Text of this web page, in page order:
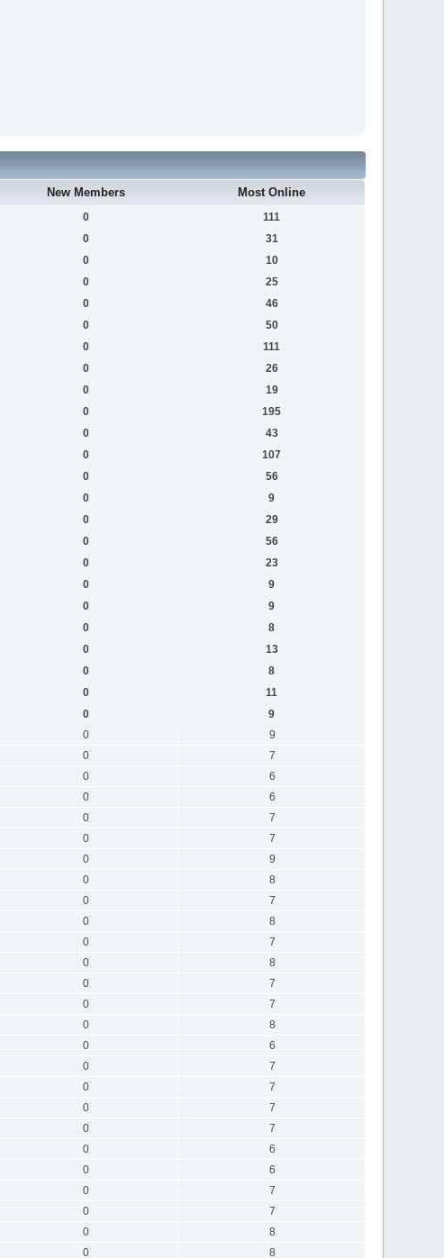
New Members Most Online
0
111
0
31
0
10
0
25
0
46
0
50
0
111
0
26
0
19
0
195
0
43
0
107
0
56
0
9
0
29
0
56
0
23
0
9
0
9
0
8
0
13
0
8
0
11
0
9
0
9
0
7
0
6
0
6
0
7
0
7
0
9
0
8
0
7
0
8
0
7
0
8
0
7
0
7
0
8
0
6
0
7
0
7
0
7
0
7
0
6
0
6
0
7
0
7
0
8
0 8